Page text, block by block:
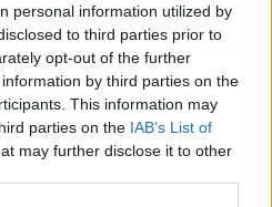
personal information utilized by
to third parties prior to
opt-out of the further
by third parties on the
This information may
parties on the IAB’s List of
may further disclose it to other
de material y campañas de